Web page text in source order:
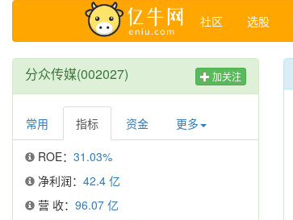
社区 选股
分众传媒(002027) 加关注
常用 指标 资金 更多
ROE： 31.03%
净利润： 42.4 亿
营 收： 96.07 亿